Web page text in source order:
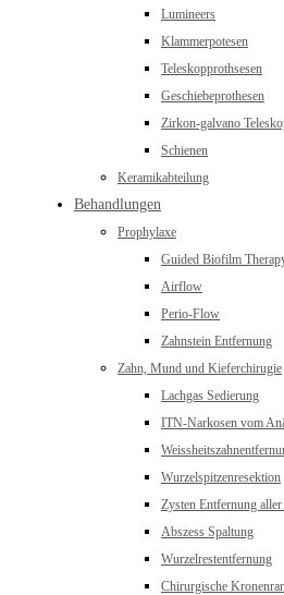
Lumineers
Klammerpotesen
Teleskopprothsesen
Geschiebeprothesen
Zirkon-galvano
Schienen
Keramikabteilung
Behandlungen
Prophylaxe
Guided Biofilm
Airflow
Perio-Flow
Zahnstein Entfernung
Zahn, Mund und Kieferchirugie
Lachgas Sedierung
ITN-Narkosen vom
Wurzelspitzenresektion
Zysten Entfernung
Abszess Spaltung
Wurzelrestentfernung
Chirurgische